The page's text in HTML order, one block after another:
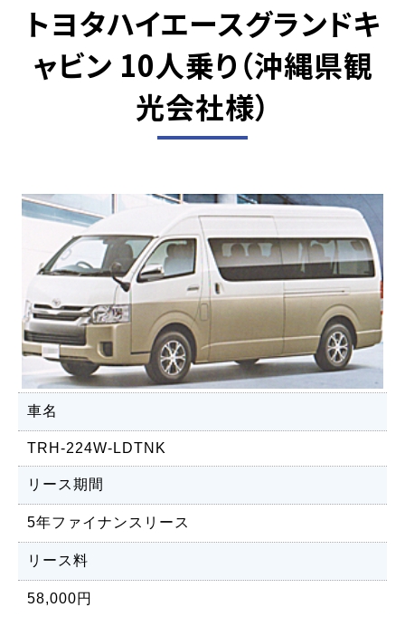
トヨタハイエースグランドキ
ャビン 10人乗り（沖縄県観
光会社様）
車名
TRH-224W-LDTNK
リース期間
5年ファイナンスリース
リース料
58,000円